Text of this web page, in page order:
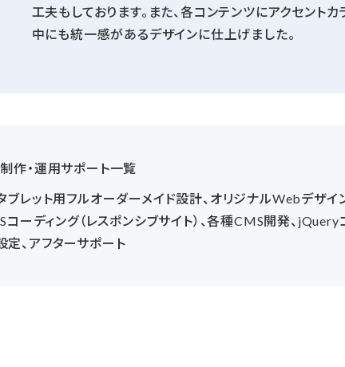
工夫もしております。また、各コンテンツにアクセント
中にも統一感があるデザインに仕上げました。
作・運用サポート一覧
ブレット用フルオーダーメイド設計、オリジナルWebデザ
コーディング（レスポンシブサイト）、各種CMS開発、
定、アフターサポート